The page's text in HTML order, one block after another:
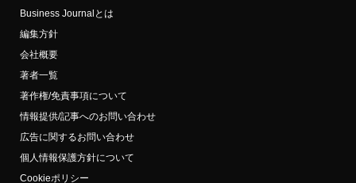
Business Journalとは
編集方針
会社概要
著者一覧
著作権/免責事項について
情報提供/記事へのお問い合わせ
広告に関するお問い合わせ
個人情報保護方針について
Cookieポリシー